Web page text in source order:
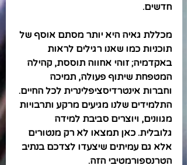
חדשים.
מכללת גאיה היא יותר מסתם אוסף של
תוכניות כמו שאנו רגילים לראות
באקדמיה; זוהי אחווה תוססת, קהילה
המטפחת שיתוף פעולה, תמיכה
וחברות אינטרדיסציפלינרית לכל החיים.
התלמידים שלנו מגיעים מרקע ותרבויות
מגוונים, ויוצרים סביבת למידה
גלובלית. כאן תמצאו לא רק מנטורים
אלא גם עמיתים שיצעדו לצדכם בנתיב
הטרנספורמטיבי הזה.